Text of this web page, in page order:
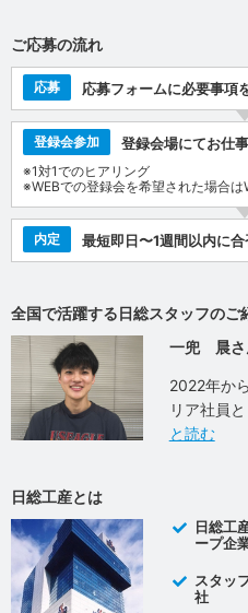
ご応募の流れ
応募 応募フォームに必要事項
登録会参加 登録会場にてお仕
※1対1でのヒアリング
※WEBでの登録会を希望された場合は
内定 最短即日〜1週間以内に
全国で活躍する日総スタッフのご
一兜 晨さ
2022年か
リア社員
と読む
日総工産とは
日総工
ープ企
スタッ
社